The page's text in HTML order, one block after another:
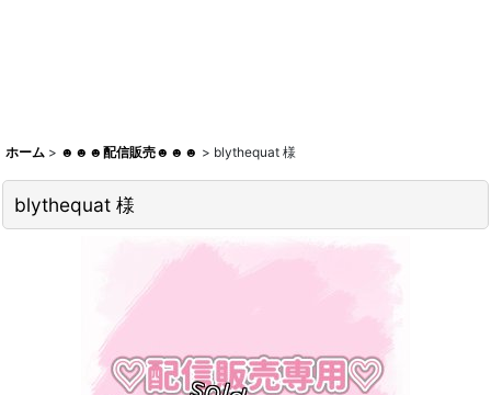
ホーム > ☻☻☻配信販売☻☻☻ > blythequat 様
blythequat 様